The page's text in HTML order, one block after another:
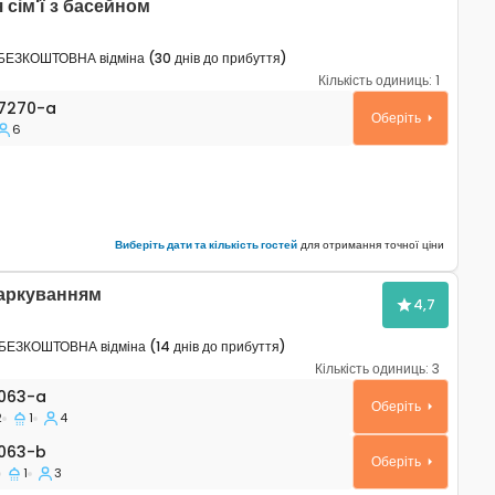
з басейном
відміна (30 днів до прибуття)
Кількість одиниць: 1
Умаг - Umag A-27270-a
a
6
Оберіть
Виберіть дати та кількість гостей для отримання точної ціни
4,7
БЕЗКОШТОВНА відміна (14 днів до прибуття)
Кількість одиниць: 3
Умаг - Umag A-7063-a
a
1 4
Оберіть
bb
1 3
Оберіть